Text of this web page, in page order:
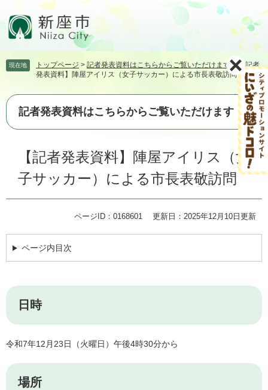
頭
す。
飛
て
本
現在地 トップページ > 記者発表資料はこちらからご覧いただけます >【記者
発表資料】陣屋アイリス（女子サッカー）による市長表敬訪問
記者発表資料はこちらからご覧いただけます
【記者発表資料】陣屋アイリス（女
子サッカー）による市長表敬訪問
ページID：0168601 更新日：2025年12月10日更新
ページ内目次
日時
令和7年12月23日（火曜日）午後4時30分から
場所